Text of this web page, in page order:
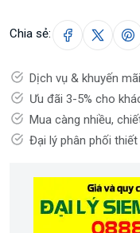
Chia sẻ:
Dịch vụ & khuyến mãi
Ưu đãi 3-5% cho
Mua càng nhiều,
Đại lý phân phối